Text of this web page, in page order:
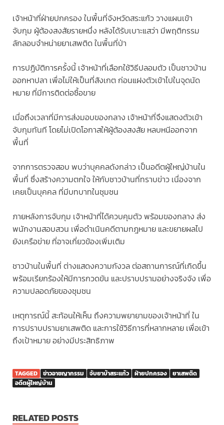
เจ้าหน้าที่ฝ่ายปกครอง ในพื้นที่จังหวัดสระแก้ว วางแผนเข้า
จับกุม ผู้ต้องสงสัยรายหนึ่ง หลังได้รับเบาะแสว่า มีพฤติกรรม
ลักลอบจำหน่ายยาเสพติด ในพื้นที่ป่า
การปฏิบัติการครั้งนี้ เจ้าหน้าที่เลือกใช้วิธีปลอมตัว เป็นชาวบ้าน
ออกหาปลา เพื่อไม่ให้เป็นที่สังเกต ก่อนแฝงตัวเข้าไปในจุดนัด
หมาย ที่มีการติดต่อซื้อขาย
เมื่อถึงเวลาที่มีการส่งมอบของกลาง เจ้าหน้าที่จึงแสดงตัวเข้า
จับกุมทันที โดยไม่เปิดโอกาสให้ผู้ต้องสงสัย หลบหนีออกจาก
พื้นที่
จากการตรวจสอบ พบว่าบุคคลดังกล่าว เป็นอดีตผู้ใหญ่บ้านใน
พื้นที่ ซึ่งสร้างความตกใจ ให้กับชาวบ้านที่ทราบข่าว เนื่องจาก
เคยเป็นบุคคล ที่มีบทบาทในชุมชน
ภายหลังการจับกุม เจ้าหน้าที่ได้ควบคุมตัว พร้อมของกลาง ส่ง
พนักงานสอบสวน เพื่อดำเนินคดีตามกฎหมาย และขยายผลไป
ยังเครือข่าย ที่อาจเกี่ยวข้องเพิ่มเติม
ชาวบ้านในพื้นที่ ต่างแสดงความกังวล ต่อสถานการณ์ที่เกิดขึ้น
พร้อมเรียกร้องให้มีการกวดขัน และปราบปรามอย่างจริงจัง เพื่อ
ความปลอดภัยของชุมชน
เหตุการณ์นี้ สะท้อนให้เห็น ถึงความพยายามของเจ้าหน้าที่ ใน
การปราบปรามยาเสพติด และการใช้วิธีการที่หลากหลาย เพื่อเข้า
ถึงเป้าหมาย อย่างมีประสิทธิภาพ
TAGGED ข่าวอาชญากรรม จับยาบ้าสระแก้ว ฝ่ายปกครอง
ยาเสพติด
อดีตผู้ใหญ่บ้าน
RELATED POSTS